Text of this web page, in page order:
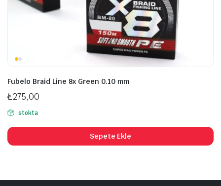
Fubelo Braid Line 8x Green 0.10 mm
₺275,00
stokta
Sepete Ekle